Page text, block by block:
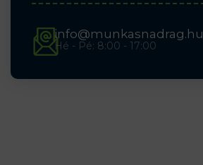
info@munkasnadrag.hu
Hé - Pé: 8:00 - 17:00